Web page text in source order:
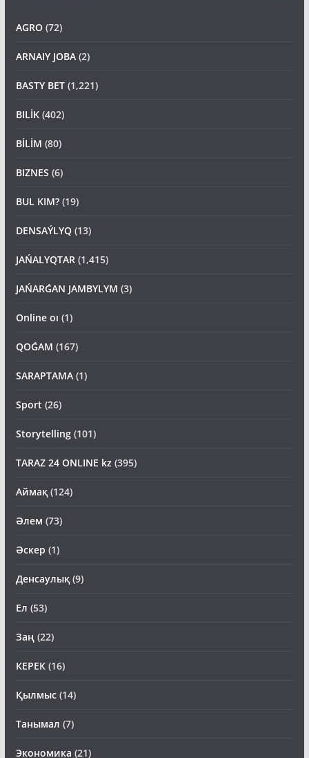
AGRO(72)
ARNAIY JOBA(2)
BASTY BET(1,221)
BILİK(402)
BİLİM (80)
BIZNES (6)
BUL KIM?(19)
DENSAÝLYQ(13)
JAŃALYQTAR(1,415)
JAŃARǴAN JAMBYLYM (3)
Online oı (1)
QOǴAM (167)
SARAPTAMA(1)
Sport (26)
Storytelling(101)
TARAZ 24 ONLINE kz(395)
Аймақ(124)
Әлем (73)
Әскер (1)
Денсаулық(9)
Ел (53)
Заң(22)
КЕРЕК(16)
Қылмыс(14)
Танымал (7)
Экономика (21)